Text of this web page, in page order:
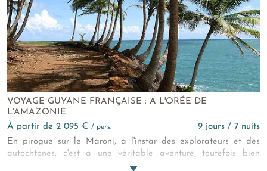
VOYAGE GUYANE FRANÇAISE : A L'ORÉE DE
L'AMAZONIE
à partir de 2 095 € / pers.
9 jours / 7 nuits
En pirogue sur le Maroni, à l'instar des explorateurs et des
autochtones, c'est à une véritable aventure, toutefois bien
encadrée et avec le plus de confort possible, que nous vous